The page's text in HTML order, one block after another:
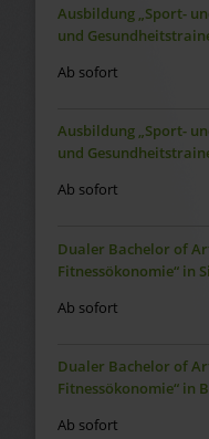
Ausbildung „Sport-
und
Ab sofort
Ausbildung „Sport-
und
Ab sofort
Dualer Bachelor of
Fitnessökonomie“ in
Ab sofort
Dualer Bachelor of
Fitnessökonomie“ in
Ab sofort